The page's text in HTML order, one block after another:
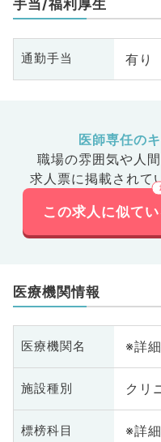
手当/福利厚生
通勤手当 有り
医師専任の
職場の雰囲気や人間
求人票に掲載されて
この求人に似て
医療機関情報
医療機関名 ※詳
施設種別 クリ
標榜科目 ※詳